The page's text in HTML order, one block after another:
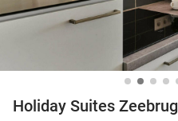
Holiday Suites